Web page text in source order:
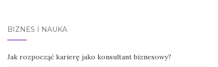
BIZNES I NAUKA
Jak rozpocząć karierę jako konsultant biznesowy?